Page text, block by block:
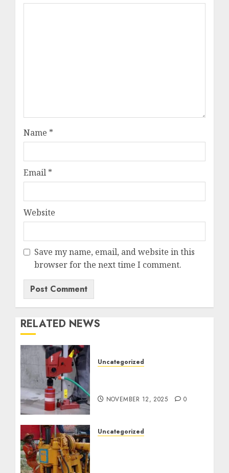
Name *
Email *
Website
Save my name, email, and website in this
browser for the next time I comment.
RELATED NEWS
Uncategorized
NOVEMBER 12, 2025 0
Uncategorized